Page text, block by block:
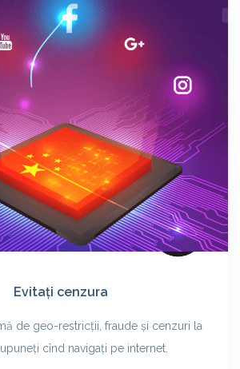
Evitați cenzura
de geo-restricții, fraude și cenzuri la
cînd navigați pe internet.